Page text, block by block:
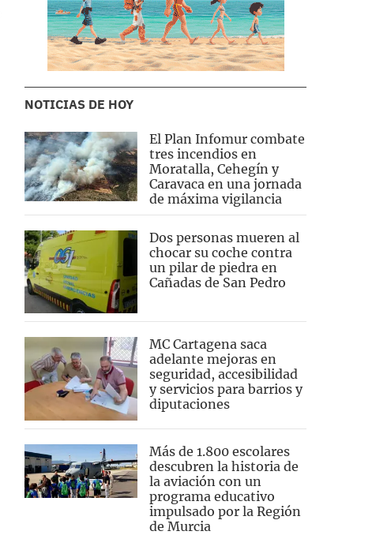
NOTICIAS DE HOY
El Plan Infomur combate
tres incendios en
Moratalla, Cehegín y
Caravaca en una jornada
de máxima vigilancia
Dos personas mueren al
chocar su coche contra
un pilar de piedra en
Cañadas de San Pedro
MC Cartagena saca
adelante mejoras en
seguridad, accesibilidad
y servicios para barrios y
diputaciones
Más de 1.800 escolares
descubren la historia de
la aviación con un
programa educativo
impulsado por la Región
de Murcia